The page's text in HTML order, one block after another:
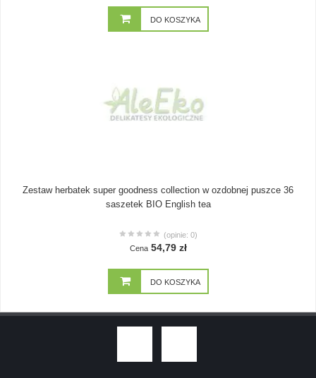
DO KOSZYKA
Zestaw herbatek super goodness collection w ozdobnej puszce 36
saszetek BIO English tea
(opinie: 0)
Cena 54,79 zł
DO KOSZYKA